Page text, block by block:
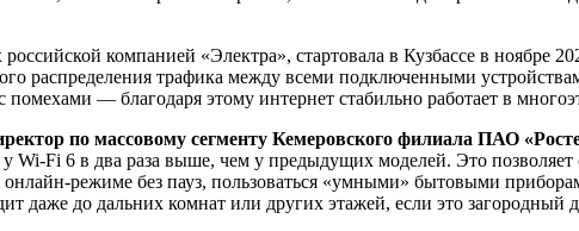
компанией «Электра», стартовала в Кузбассе в ноябре
распределения трафика между всеми подключенными
помехами — благодаря этому интернет стабильно работает в
по массовому сегменту Кемеровского филиала ПАО
Wi-Fi 6 в два раза выше, чем у предыдущих моделей. Это
онлайн-режиме без пауз, пользоваться «умными» бытовыми
даже до дальних комнат или других этажей, если это загородный